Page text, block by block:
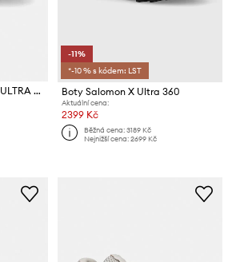
Sportovní boty Salomon ULTRA FLOW 2
-11%
*-10 % s kódem: LST
Boty Salomon X Ultra 360
Aktuální cena:
2399 Kč
Běžná cena:3189 Kč
Nejnižší cena:2699 Kč